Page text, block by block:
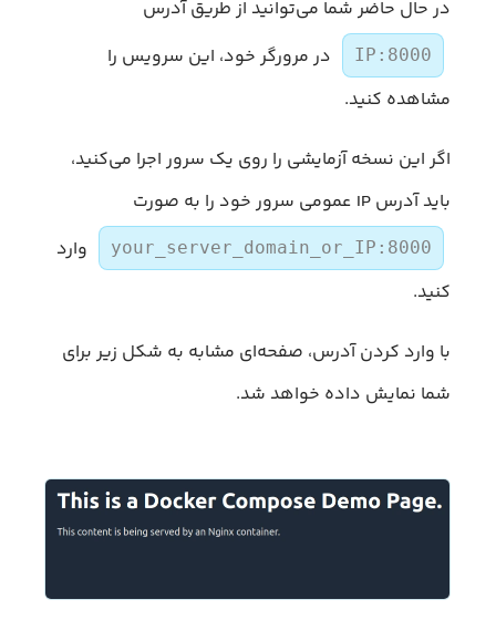
در حال حاضر شما می‌توانید از طریق آدرس
IP:8000
در مرورگر خود، این سرویس را
مشاهده کنید.
اگر این نسخه آزمایشی را روی یک سرور اجرا می‌کنید،
باید آدرس IP عمومی سرور خود را به صورت
your_server_domain_or_IP:8000
وارد
کنید.
با وارد کردن آدرس، صفحه‌ای مشابه به شکل زیر برای
شما نمایش داده خواهد شد.